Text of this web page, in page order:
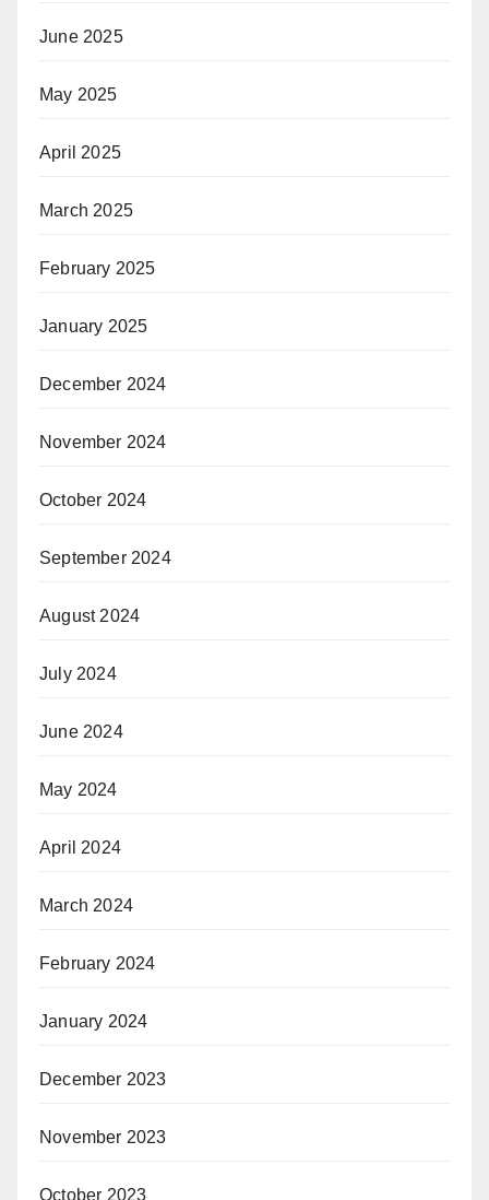
June 2025
May 2025
April 2025
March 2025
February 2025
January 2025
December 2024
November 2024
October 2024
September 2024
August 2024
July 2024
June 2024
May 2024
April 2024
March 2024
February 2024
January 2024
December 2023
November 2023
October 2023